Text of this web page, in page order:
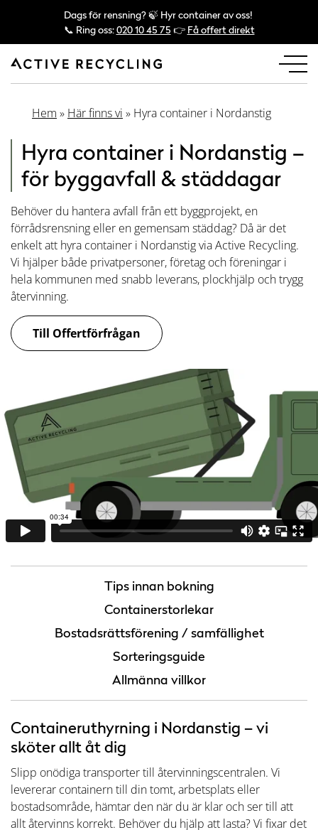
Dags för rensning? 🍃 Hyr container av oss!
📞 Ring oss:020 10 45 75 👉 Få offert direkt
Hem » Här finns vi » Hyra container i Nordanstig
Hyra container i Nordanstig –
för byggavfall & städdagar
Behöver du hantera avfall från ett byggprojekt, en
förrådsrensning eller en gemensam städdag? Då är det
enkelt att hyra container i Nordanstig via Active Recycling.
Vi hjälper både privatpersoner, företag och föreningar i
hela kommunen med snabb leverans, plockhjälp och trygg
återvinning.
Till Offertförfrågan
Tips innan bokning
Containerstorlekar
Bostadsrättsförening / samfällighet
Sorteringsguide
Allmänna villkor
Containeruthyrning i Nordanstig – vi
sköter allt åt dig
Slipp onödiga transporter till återvinningscentralen. Vi
levererar containern till din tomt, arbetsplats eller
bostadsområde, hämtar den när du är klar och ser till att
allt återvinns korrekt. Behöver du hjälp att lasta? Vi fixar det